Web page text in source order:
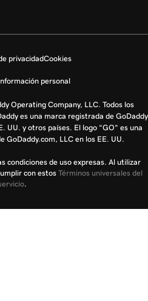
privacidadCookies
personal
Operating Company, LLC. Todos los
es una marca registrada de GoDaddy
UU. y otros países. El logo “GO” es una
GoDaddy.com, LLC en los EE. UU.
condiciones de uso expresas. Al utilizar
con estos Términos universales del
.